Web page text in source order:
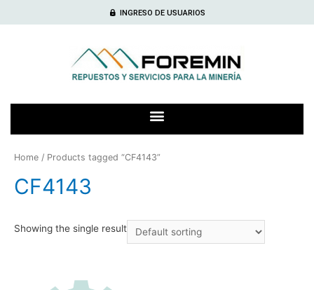
INGRESO DE USUARIOS
Home / Products tagged “CF4143”
CF4143
Showing the single result